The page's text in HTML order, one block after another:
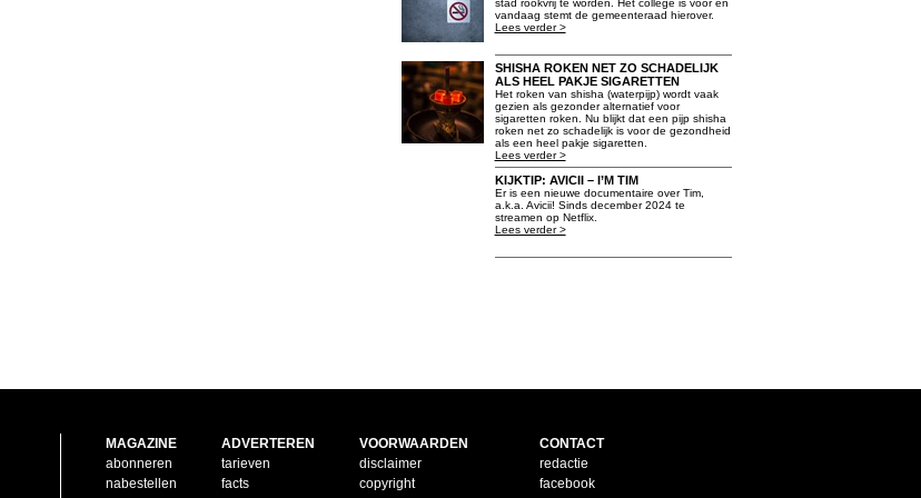
stad rookvrij te worden. Het college is voor en
vandaag stemt de gemeenteraad hierover.
Lees verder >
SHISHA ROKEN NET ZO SCHADELIJK
ALS HEEL PAKJE SIGARETTEN
Het roken van shisha (waterpijp) wordt vaak
gezien als gezonder alternatief voor
sigaretten roken. Nu blijkt dat een pijp shisha
roken net zo schadelijk is voor de gezondheid
als een heel pakje sigaretten.
Lees verder >
KIJKTIP: AVICII – I’M TIM
Er is een nieuwe documentaire over Tim,
a.k.a. Avicii! Sinds december 2024 te
streamen op Netflix.
Lees verder >
MAGAZINE
abonneren
nabestellen
ADVERTEREN
tarieven
facts
VOORWAARDEN
disclaimer
copyright
CONTACT
redactie
facebook